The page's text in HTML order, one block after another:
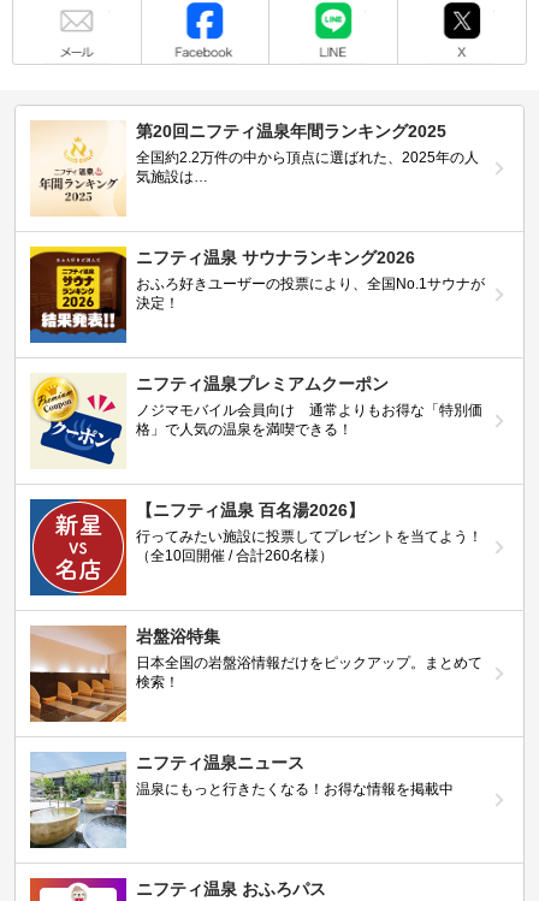
第20回ニフティ温泉年間ランキング2025
全国約2.2万件の中から頂点に選ばれた、2025年の人
気施設は…
ニフティ温泉 サウナランキング2026
おふろ好きユーザーの投票により、全国No.1サウナが
決定！
ニフティ温泉プレミアムクーポン
ノジマモバイル会員向け 通常よりもお得な「特別価
格」で人気の温泉を満喫できる！
【ニフティ温泉 百名湯2026】
行ってみたい施設に投票してプレゼントを当てよう！
（全10回開催 / 合計260名様）
岩盤浴特集
日本全国の岩盤浴情報だけをピックアップ。まとめて
検索！
ニフティ温泉ニュース
温泉にもっと行きたくなる！お得な情報を掲載中
ニフティ温泉 おふろパス